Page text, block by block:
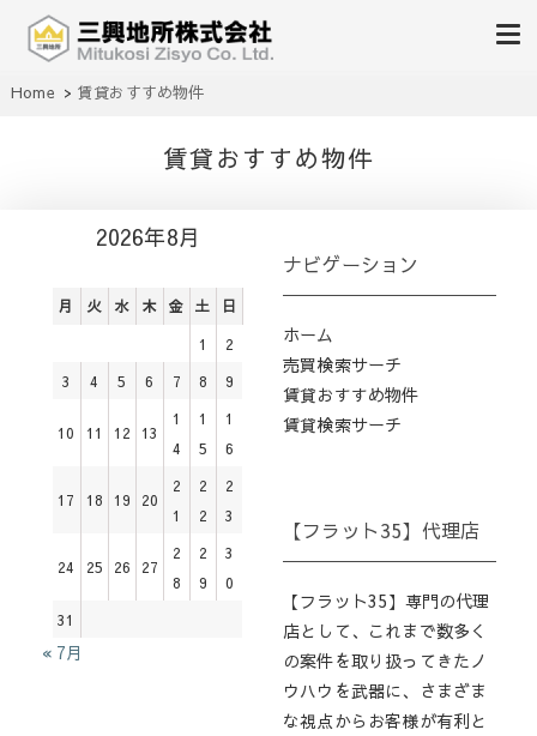
三興地所株式会社
不動産の売買、賃貸、仲介、管理
Home 賃貸おすすめ物件
賃貸おすすめ物件
2026年8月
月 火 水 木 金 土 日
1
2
3
4 5 6 7 8 9
10 11 12 13
1
4
1
5
1
6
17 18 19 20
2
1
2
2
2
3
24 25 26 27
2
8
2
9
3
0
31
« 7月
ナビゲーション
ホーム
売買検索サーチ
賃貸おすすめ物件
賃貸検索サーチ
【フラット35】代理店
【フラット35】専門の代理
店として、これまで数多く
の案件を取り扱ってきたノ
ウハウを武器に、さまざま
な視点からお客様が有利と